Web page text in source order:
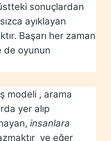
sonuçlardan
ayıklayan
Başarı her zaman
de oyunun
modeli , arama
yer alıp
insanlara
ve eğer